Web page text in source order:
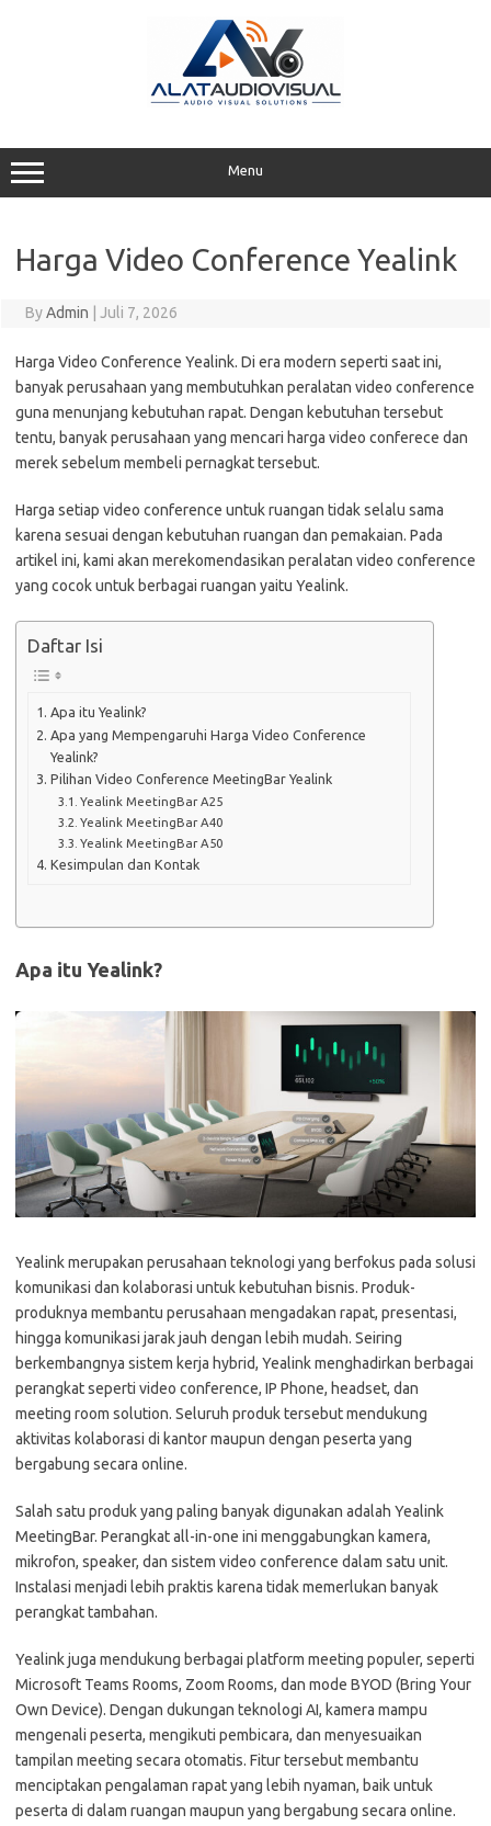
Menu
Harga Video Conference Yealink
ByAdmin Juli 7, 2026
Harga Video Conference Yealink. Di era modern seperti saat ini,
banyak perusahaan yang membutuhkan peralatan video conference
guna menunjang kebutuhan rapat. Dengan kebutuhan tersebut
tentu, banyak perusahaan yang mencari harga video conferece dan
merek sebelum membeli pernagkat tersebut.
Harga setiap video conference untuk ruangan tidak selalu sama
karena sesuai dengan kebutuhan ruangan dan pemakaian. Pada
artikel ini, kami akan merekomendasikan peralatan video conference
yang cocok untuk berbagai ruangan yaitu Yealink.
Daftar Isi
Apa itu Yealink?
Apa yang Mempengaruhi Harga Video Conference
Yealink?
Pilihan Video Conference MeetingBar Yealink
Yealink MeetingBar A25
Yealink MeetingBar A40
Yealink MeetingBar A50
Kesimpulan dan Kontak
Apa itu Yealink?
Yealink merupakan perusahaan teknologi yang berfokus pada solusi
komunikasi dan kolaborasi untuk kebutuhan bisnis. Produk-
produknya membantu perusahaan mengadakan rapat, presentasi,
hingga komunikasi jarak jauh dengan lebih mudah. Seiring
berkembangnya sistem kerja hybrid, Yealink menghadirkan berbagai
perangkat seperti video conference, IP Phone, headset, dan
meeting room solution. Seluruh produk tersebut mendukung
aktivitas kolaborasi di kantor maupun dengan peserta yang
bergabung secara online.
Salah satu produk yang paling banyak digunakan adalah Yealink
MeetingBar. Perangkat all-in-one ini menggabungkan kamera,
mikrofon, speaker, dan sistem video conference dalam satu unit.
Instalasi menjadi lebih praktis karena tidak memerlukan banyak
perangkat tambahan.
Yealink juga mendukung berbagai platform meeting populer, seperti
Microsoft Teams Rooms, Zoom Rooms, dan mode BYOD (Bring Your
Own Device). Dengan dukungan teknologi AI, kamera mampu
mengenali peserta, mengikuti pembicara, dan menyesuaikan
tampilan meeting secara otomatis. Fitur tersebut membantu
menciptakan pengalaman rapat yang lebih nyaman, baik untuk
peserta di dalam ruangan maupun yang bergabung secara online.